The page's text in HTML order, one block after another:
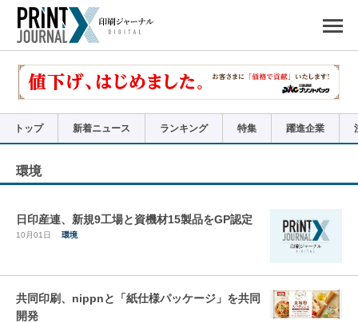
で
リ
ン
トップ 新着ニュース ランキング 特集 躍進企業
環境
日印産連、新規9工場と資機材15製品をGP認定
10月01日 環境
共同印刷、nippnと「紙仕様パッケージ」を共同
開発